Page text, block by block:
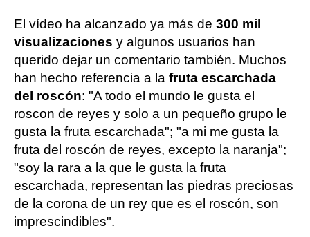
El vídeo ha alcanzado ya más de 300 mil
visualizaciones y algunos usuarios han
querido dejar un comentario también. Muchos
han hecho referencia a la fruta escarchada
del roscón: "A todo el mundo le gusta el
roscon de reyes y solo a un pequeño grupo le
gusta la fruta escarchada"; "a mi me gusta la
fruta del roscón de reyes, excepto la naranja";
"soy la rara a la que le gusta la fruta
escarchada, representan las piedras preciosas
de la corona de un rey que es el roscón, son
imprescindibles".